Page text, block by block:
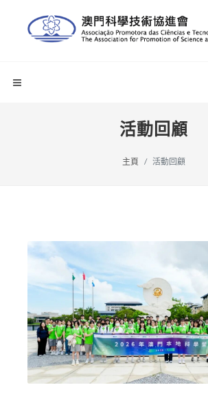
活動回顧
主頁 活動回顧